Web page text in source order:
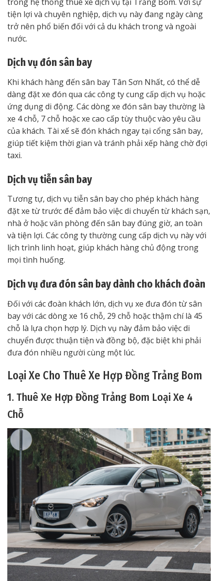
tiện lợi và chuyên nghiệp, dịch vụ này đang ngày càng
trở nên phổ biến đối với cả du khách trong và ngoài
nước.
Dịch vụ đón sân bay
Khi khách hàng đến sân bay Tân Sơn Nhất, có thể dễ
dàng đặt xe đón qua các công ty cung cấp dịch vụ hoặc
ứng dụng di động. Các dòng xe đón sân bay thường là
xe 4 chỗ, 7 chỗ hoặc xe cao cấp tùy thuộc vào yêu cầu
của khách. Tài xế sẽ đón khách ngay tại cổng sân bay,
giúp tiết kiệm thời gian và tránh phải xếp hàng chờ đợi
taxi.
Dịch vụ tiễn sân bay
Tương tự, dịch vụ tiễn sân bay cho phép khách hàng
đặt xe từ trước để đảm bảo việc di chuyển từ khách sạn,
nhà ở hoặc văn phòng đến sân bay đúng giờ, an toàn
và tiện lợi. Các công ty thường cung cấp dịch vụ này với
lịch trình linh hoạt, giúp khách hàng chủ động trong
mọi tình huống.
Dịch vụ đưa đón sân bay dành cho khách đoàn
Đối với các đoàn khách lớn, dịch vụ xe đưa đón từ sân
bay với các dòng xe 16 chỗ, 29 chỗ hoặc thậm chí là 45
chỗ là lựa chọn hợp lý. Dịch vụ này đảm bảo việc di
chuyển được thuận tiện và đồng bộ, đặc biệt khi phải
đưa đón nhiều người cùng một lúc.
Loại Xe Cho Thuê Xe Hợp Đồng Trảng Bom
1. Thuê Xe Hợp Đồng Trảng Bom Loại Xe 4
Chỗ